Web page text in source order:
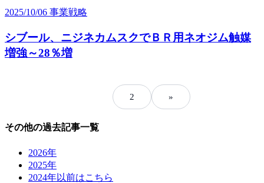
2025/10/06 事業戦略
シブール、ニジネカムスクでＢＲ用ネオジム触媒
増強～28％増
2 »
その他の過去記事一覧
2026年
2025年
2024年以前はこちら